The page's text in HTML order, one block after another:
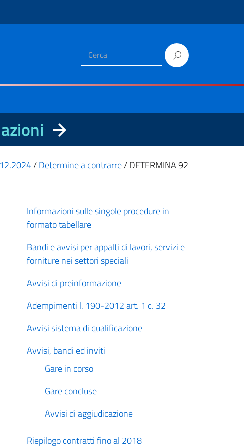
/Determine a contrarre/DETERMINA 92
Informazioni sulle singole procedure in
formato tabellare
Bandi e avvisi per appalti di lavori, servizi e
forniture nei settori speciali
Avvisi di preinformazione
Adempimenti l. 190-2012 art. 1 c. 32
Avvisi sistema di qualificazione
Avvisi, bandi ed inviti
Gare in corso
Gare concluse
Avvisi di aggiudicazione
Riepilogo contratti fino al 2018